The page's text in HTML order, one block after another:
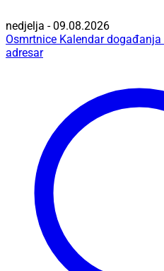
nedjelja - 09.08.2026
Osmrtnice Kalendar događanja
adresar